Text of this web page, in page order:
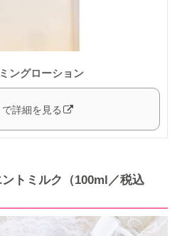
ングローション
詳細を見る
トミルク（100ml／税込